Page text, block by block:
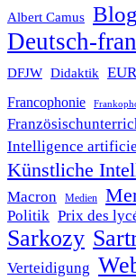
Albert Camus Blog
Deutsch-
DFJW Didaktik
Francophonie
Intelligence
Künstliche
Macron Medien
Politik Prix des
Sarkozy
Verteidigung